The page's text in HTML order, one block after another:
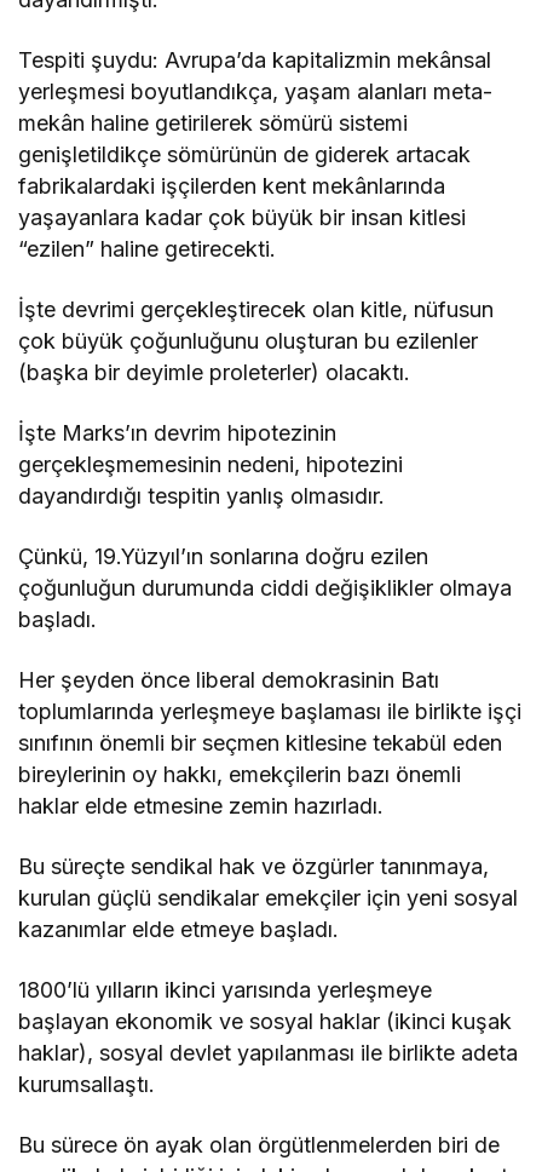
Tespiti şuydu: Avrupa’da kapitalizmin mekânsal
yerleşmesi boyutlandıkça, yaşam alanları meta-
mekân haline getirilerek sömürü sistemi
genişletildikçe sömürünün de giderek artacak
fabrikalardaki işçilerden kent mekânlarında
yaşayanlara kadar çok büyük bir insan kitlesi
“ezilen” haline getirecekti.
İşte devrimi gerçekleştirecek olan kitle, nüfusun
çok büyük çoğunluğunu oluşturan bu ezilenler
(başka bir deyimle proleterler) olacaktı.
İşte Marks’ın devrim hipotezinin
gerçekleşmemesinin nedeni, hipotezini
dayandırdığı tespitin yanlış olmasıdır.
Çünkü, 19.Yüzyıl’ın sonlarına doğru ezilen
çoğunluğun durumunda ciddi değişiklikler olmaya
başladı.
Her şeyden önce liberal demokrasinin Batı
toplumlarında yerleşmeye başlaması ile birlikte işçi
sınıfının önemli bir seçmen kitlesine tekabül eden
bireylerinin oy hakkı, emekçilerin bazı önemli
haklar elde etmesine zemin hazırladı.
Bu süreçte sendikal hak ve özgürler tanınmaya,
kurulan güçlü sendikalar emekçiler için yeni sosyal
kazanımlar elde etmeye başladı.
1800’lü yılların ikinci yarısında yerleşmeye
başlayan ekonomik ve sosyal haklar (ikinci kuşak
haklar), sosyal devlet yapılanması ile birlikte adeta
kurumsallaştı.
Bu sürece ön ayak olan örgütlenmelerden biri de